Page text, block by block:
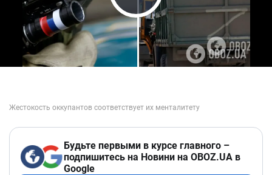
Play Video
Будьте первыми в курсе главного –
подпишитесь на Новини на OBOZ.UA в
Google